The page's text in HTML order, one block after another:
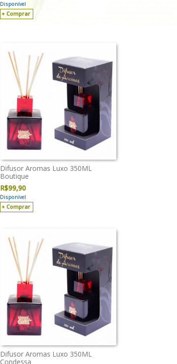
Disponível
Comprar
Difusor Aromas Luxo 350ML
Boutique
R$99,90
Disponível
Comprar
Difusor Aromas Luxo 350ML
Condessa